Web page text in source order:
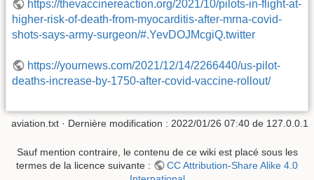
https://thevaccinereaction.org/2021/10/pilots-in-flight-at-
higher-risk-of-death-from-myocarditis-after-mrna-covid-
shots-says-army-surgeon/#.YevDOJMcgiQ.twitter
https://yournews.com/2021/12/14/2266440/us-pilot-
deaths-increase-by-1750-after-covid-vaccine-rollout/
aviation.txt · Dernière modification : 2022/01/26 07:40 de 127.0.0.1
Sauf mention contraire, le contenu de ce wiki est placé sous les
termes de la licence suivante :
CC Attribution-Share Alike 4.0